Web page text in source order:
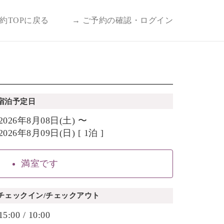
TOPに戻る → ご予約の確認・ログイン
泊予定日
年8月08日(土) 〜
年8月09日(日) [ 1泊 ]
満室です
ェックイン/チェックアウト
/ 10:00